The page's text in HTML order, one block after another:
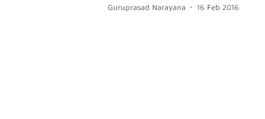
Guruprasad Narayana 16 Feb 2016